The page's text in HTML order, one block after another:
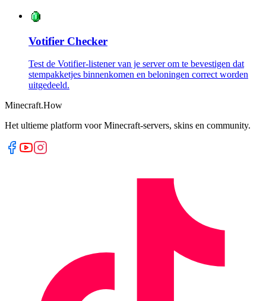
Votifier Checker
Test de Votifier-listener van je server om te bevestigen dat
stempakketjes binnenkomen en beloningen correct worden
uitgedeeld.
Minecraft.How
Het ultieme platform voor Minecraft-servers, skins en community.